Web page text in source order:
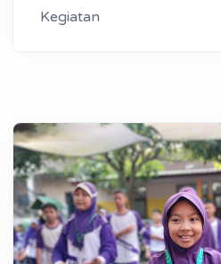
Kegiatan